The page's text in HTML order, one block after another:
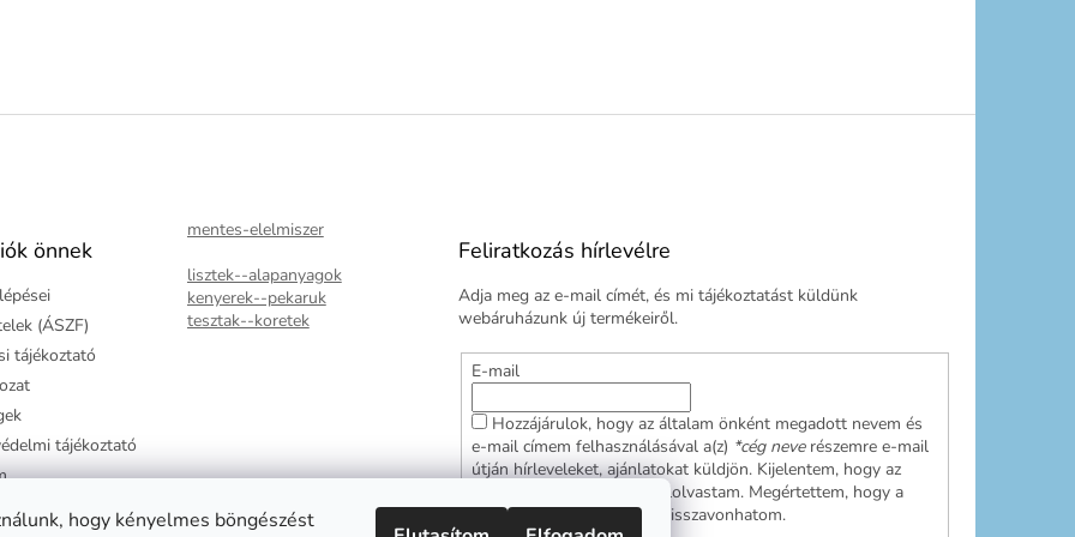
hogy kényelmes böngészést
önnek
(ÁSZF)
tájékoztató
tájékoztató
mentes-elelmiszer
lisztek--alapanyagok
kenyerek--pekaruk
tesztak--koretek
Feliratkozás hírlevélre
Adja meg az e-mail címét, és mi tájékoztatást küldünk
webáruházunk új termékeiről.
E-mail
Hozzájárulok, hogy az általam önként megadott nevem és
e-mail címem felhasználásával a(z) *cég neverészemre e-mail
útján hírleveleket, ajánlatokat küldjön. Kijelentem, hogy az
elolvastam. Megértettem, hogy a
hozzájárulásom bármikor visszavonhatom.